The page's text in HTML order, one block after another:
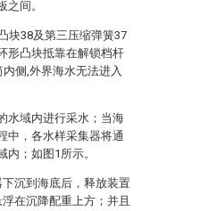
间。
块38及第三压缩弹簧37
形凸块抵靠在解锁档杆
侧,外界海水无法进入
水域内进行采水；当海
中，各水样采集器将通
；如图1所示。
沉到海底后，释放装置
在沉降配重上方；并且